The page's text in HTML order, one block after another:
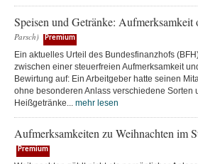
Speisen und Getränke:
Parsch)
Premium
Ein aktuelles Urteil des Bundesfinanzhofs
zwischen einer steuerfreien Aufmerksamkeit
Bewirtung auf: Ein Arbeitgeber hatte seinen
ohne besonderen Anlass verschiedene Sorten
Heißgetränke... mehr lesen
Aufmerksamkeiten zu Weihnachten im
Premium